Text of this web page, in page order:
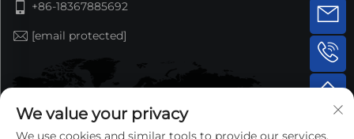
+86-18367885692
[email protected]
We value your privacy
We use cookies and similar tools to provide our services.